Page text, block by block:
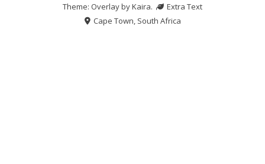
Theme: Overlay byKaira.
Extra Text
Cape Town, South Africa